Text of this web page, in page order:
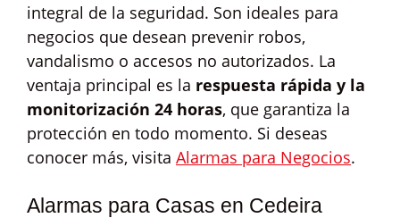
integral de la seguridad. Son ideales para
negocios que desean prevenir robos,
vandalismo o accesos no autorizados. La
ventaja principal es la respuesta rápida y la
monitorización 24 horas, que garantiza la
protección en todo momento. Si deseas
conocer más, visita Alarmas para Negocios.
Alarmas para Casas en Cedeira